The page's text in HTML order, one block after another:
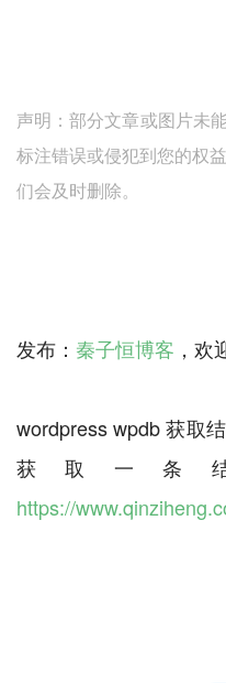
声明：部分文章或图片未
标注错误或侵犯到您的权
们会及时删除。
发布： 秦子恒博客 ，欢
wordpress wpdb 获取
获取一条
https://